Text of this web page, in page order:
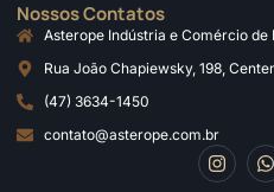
Nossos Contatos
Asterope Indústria e Comércio de
Rua João Chapiewsky, 198,
(47) 3634-1450
contato@asterope.com.br